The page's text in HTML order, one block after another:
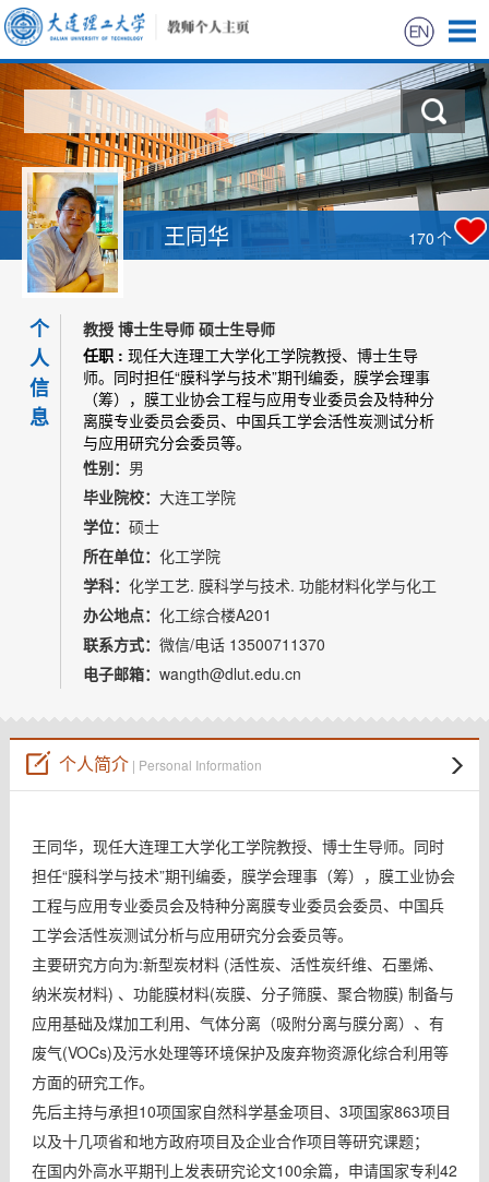
首页
科学研究
教学研究
获奖信息
招生信息
学生信息
我的相册
教师博客
王同华 170个
个
人
信
息
教授 博士生导师 硕士生导师
任职 : 现任大连理工大学化工学院教授、博士生导
师。同时担任“膜科学与技术”期刊编委，膜学会理事
（筹），膜工业协会工程与应用专业委员会及特种分
离膜专业委员会委员、中国兵工学会活性炭测试分析
与应用研究分会委员等。
性别： 男
毕业院校： 大连工学院
学位： 硕士
所在单位： 化工学院
学科： 化学工艺. 膜科学与技术. 功能材料化学与化工
办公地点： 化工综合楼A201
联系方式： 微信/电话 13500711370
电子邮箱： wangth@dlut.edu.cn
个人简介| Personal Information
王同华，现任大连理工大学化工学院教授、博士生导师。同时
担任“膜科学与技术”期刊编委，膜学会理事（筹），膜工业协会
工程与应用专业委员会及特种分离膜专业委员会委员、中国兵
工学会活性炭测试分析与应用研究分会委员等。
主要研究方向为:新型炭材料 (活性炭、活性炭纤维、石墨烯、
纳米炭材料) 、功能膜材料(炭膜、分子筛膜、聚合物膜) 制备与
应用基础及煤加工利用、气体分离（吸附分离与膜分离）、有
废气(VOCs)及污水处理等环境保护及废弃物资源化综合利用等
方面的研究工作。
先后主持与承担10项国家自然科学基金项目、3项国家863项目
以及十几项省和地方政府项目及企业合作项目等研究课题；
在国内外高水平期刊上发表研究论文100余篇，申请国家专利42